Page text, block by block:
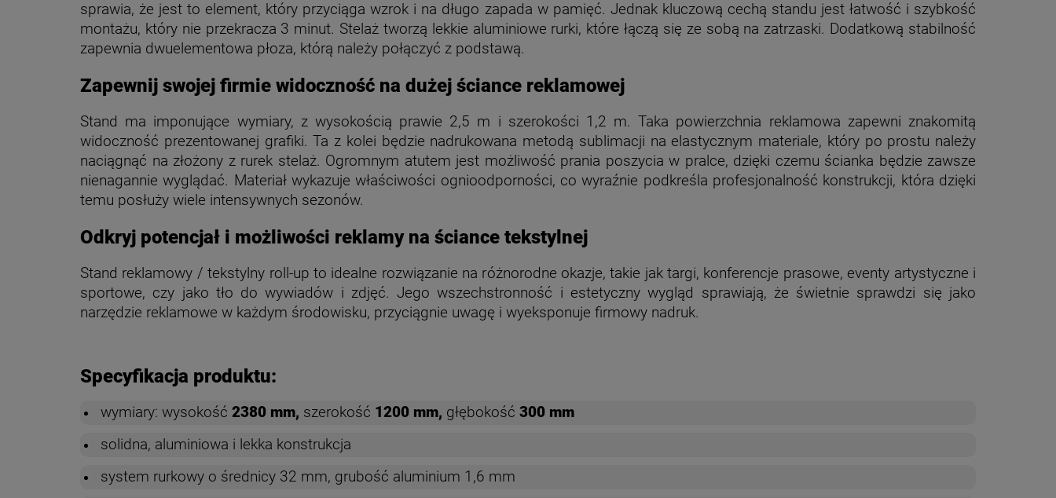
sprawia, że jest to element, który przyciąga wzrok i na długo zapada w pamięć. Jednak kluczową cechą standu jest łatwość i szybkość
montażu, który nie przekracza 3 minut. Stelaż tworzą lekkie aluminiowe rurki, które łączą się ze sobą na zatrzaski. Dodatkową stabilność
zapewnia dwuelementowa płoza, którą należy połączyć z podstawą.
Zapewnij swojej firmie widoczność na dużej ściance reklamowej
Stand ma imponujące wymiary, z wysokością prawie 2,5 m i szerokości 1,2 m. Taka powierzchnia reklamowa zapewni znakomitą
widoczność prezentowanej grafiki. Ta z kolei będzie nadrukowana metodą sublimacji na elastycznym materiale, który po prostu należy
naciągnąć na złożony z rurek stelaż. Ogromnym atutem jest możliwość prania poszycia w pralce, dzięki czemu ścianka będzie zawsze
nienagannie wyglądać. Materiał wykazuje właściwości ognioodporności, co wyraźnie podkreśla profesjonalność konstrukcji, która dzięki
temu posłuży wiele intensywnych sezonów.
Odkryj potencjał i możliwości reklamy na ściance tekstylnej
Stand reklamowy / tekstylny roll-up to idealne rozwiązanie na różnorodne okazje, takie jak targi, konferencje prasowe, eventy artystyczne i
sportowe, czy jako tło do wywiadów i zdjęć. Jego wszechstronność i estetyczny wygląd sprawiają, że świetnie sprawdzi się jako
narzędzie reklamowe w każdym środowisku, przyciągnie uwagę i wyeksponuje firmowy nadruk.
Specyfikacja produktu:
wymiary: wysokość 2380 mm, szerokość 1200 mm, głębokość 300 mm
solidna, aluminiowa i lekka konstrukcja
system rurkowy o średnicy 32 mm, grubość aluminium 1,6 mm